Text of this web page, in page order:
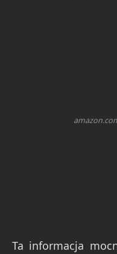
Ta informacja